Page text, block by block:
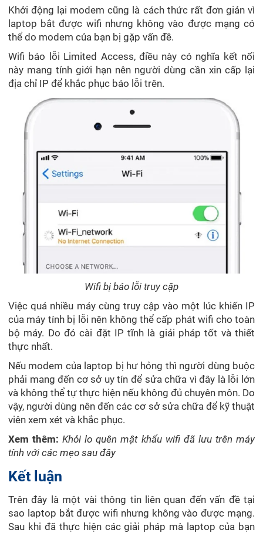
Khởi động lại modem cũng là cách thức rất đơn giản vì
laptop bắt được wifi nhưng không vào được mạng có
thể do modem của bạn bị gặp vấn đề.
Wifi báo lỗi Limited Access, điều này có nghĩa kết nối
này mang tính giới hạn nên người dùng cần xin cấp lại
địa chỉ IP để khắc phục báo lỗi trên.
Wifi bị báo lỗi truy cập
Việc quá nhiều máy cùng truy cập vào một lúc khiến IP
của máy tính bị lỗi nên không thể cấp phát wifi cho toàn
bộ máy. Do đó cài đặt IP tĩnh là giải pháp tốt và thiết
thực nhất.
Nếu modem của laptop bị hư hỏng thì người dùng buộc
phải mang đến cơ sở uy tín để sửa chữa vì đây là lỗi lớn
và không thể tự thực hiện nếu không đủ chuyên môn. Do
vậy, người dùng nên đến các cơ sở sửa chữa để kỹ thuật
viên xem xét và khắc phục.
Xem thêm: Khỏi lo quên mật khẩu wifi đã lưu trên máy
tính với các mẹo sau đây
Kết luận
Trên đây là một vài thông tin liên quan đến vấn đề tại
sao laptop bắt được wifi nhưng không vào được mạng.
Sau khi đã thực hiện các giải pháp mà laptop của bạn